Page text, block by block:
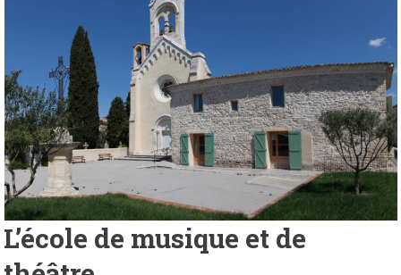
L’école de musique et de